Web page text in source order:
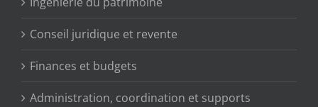
Conseil juridique et revente
Finances et budgets
Administration, coordination et supports